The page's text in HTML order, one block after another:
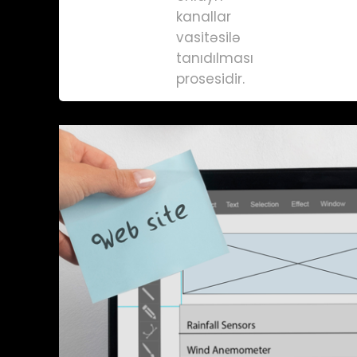
kanallar
vasitəsilə
tanıdılması
prosesidir.